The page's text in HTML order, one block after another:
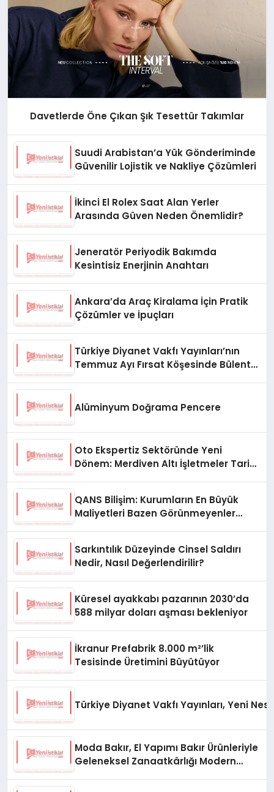
Davetlerde Öne Çıkan Şık Tesettür Takımlar
Suudi Arabistan’a Yük Gönderiminde
Güvenilir Lojistik ve Nakliye Çözümleri
İkinci El Rolex Saat Alan Yerler
Arasında Güven Neden Önemlidir?
Jeneratör Periyodik Bakımda
Kesintisiz Enerjinin Anahtarı
Ankara’da Araç Kiralama İçin Pratik
Çözümler ve İpuçları
Türkiye Diyanet Vakfı Yayınları’nın
Temmuz Ayı Fırsat Köşesinde Bülent
Alüminyum Doğrama Pencere
Oto Ekspertiz Sektöründe Yeni
Dönem: Merdiven Altı İşletmeler Tarih
QANS Bilişim: Kurumların En Büyük
Maliyetleri Bazen Görünmeyenler
Sarkıntılık Düzeyinde Cinsel Saldırı
Nedir, Nasıl Değerlendirilir?
Küresel ayakkabı pazarının 2030’da
588 milyar doları aşması bekleniyor
İkranur Prefabrik 8.000 m²’lik
Tesisinde Üretimini Büyütüyor
Türkiye Diyanet Vakfı Yayınları, Yeni
Moda Bakır, El Yapımı Bakır Ürünleriyle
Geleneksel Zanaatkârlığı Modern